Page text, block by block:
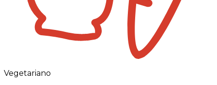
Vegetariano